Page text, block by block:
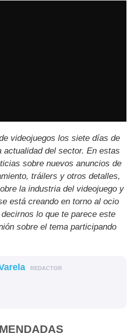
videojuegos los siete días de
actualidad del sector. En estas
sobre nuevos anuncios de
tráilers y otros detalles,
la industria del videojuego y
está creando en torno al ocio
lo que te parece este
sobre el tema participando
REDACTOR